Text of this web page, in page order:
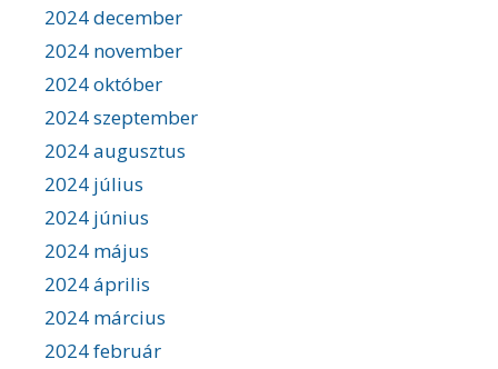
2024 december
2024 november
2024 október
2024 szeptember
2024 augusztus
2024 július
2024 június
2024 május
2024 április
2024 március
2024 február